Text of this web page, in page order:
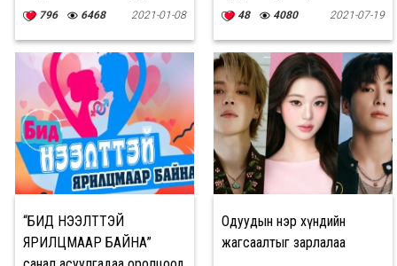
796 6468 2021-01-08 48 4080 2021-07-19
“БИД НЭЭЛТТЭЙ
ЯРИЛЦМААР БАЙНА”
Одуудын нэр хүндийн
жагсаалтыг зарлалаа